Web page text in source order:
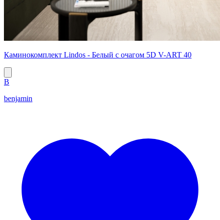
Каминокомплект Lindos - Белый с очагом 5D V-ART 40
B
benjamin